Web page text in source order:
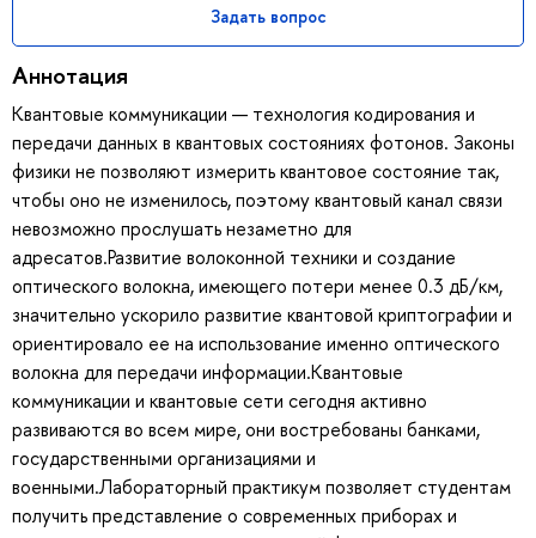
Задать вопрос
Аннотация
Квантовые коммуникации — технология кодирования и
передачи данных в квантовых состояниях фотонов. Законы
физики не позволяют измерить квантовое состояние так,
чтобы оно не изменилось, поэтому квантовый канал связи
невозможно прослушать незаметно для
адресатов.Развитие волоконной техники и создание
оптического волокна, имеющего потери менее 0.3 дБ/км,
значительно ускорило развитие квантовой криптографии и
ориентировало ее на использование именно оптического
волокна для передачи информации.Квантовые
коммуникации и квантовые сети сегодня активно
развиваются во всем мире, они востребованы банками,
государственными организациями и
военными.Лабораторный практикум позволяет студентам
получить представление о современных приборах и